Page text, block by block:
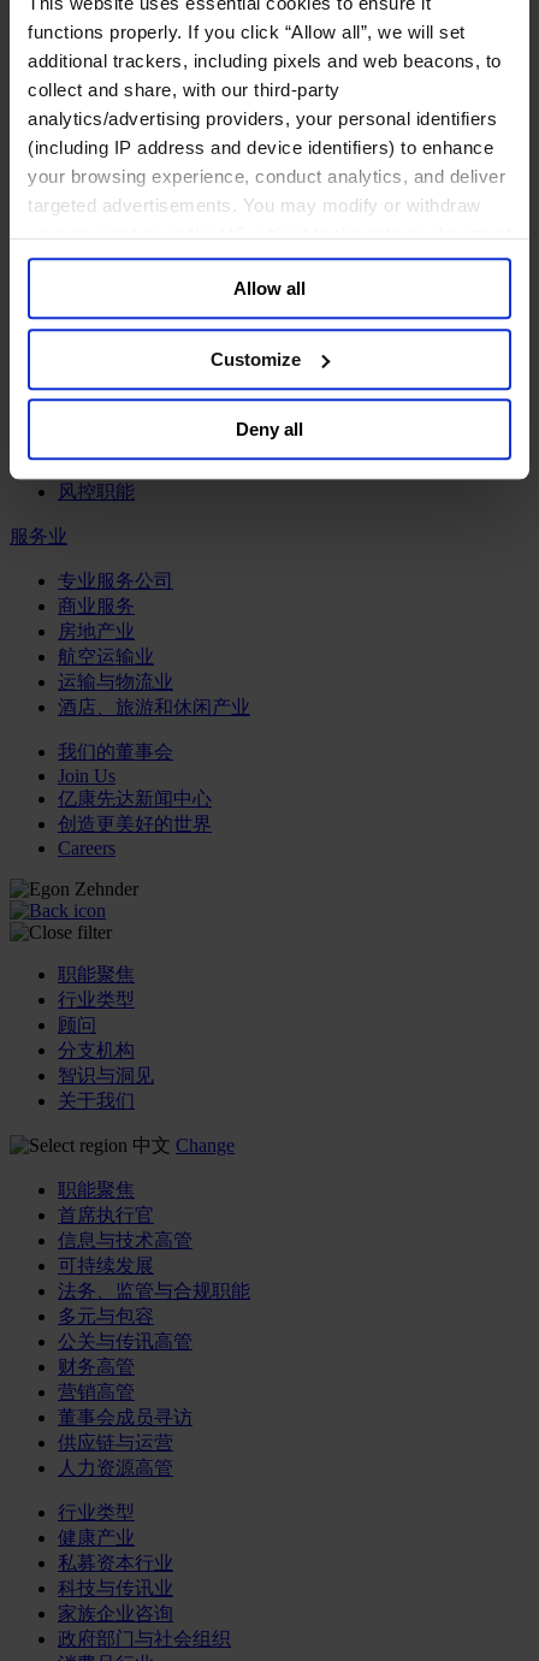
functions properly. If you click “Allow all”, we will set
additional trackers, including pixels and web beacons, to
collect and share, with our third-party
analytics/advertising providers, your personal identifiers
(including IP address and device identifiers) to enhance
your browsing experience, conduct analytics, and deliver
targeted advertisements. You may modify or withdraw
your consent or, in the US, object to the sale or sharing of
your data for targeted advertising, by clicking “Do Not
Sell or Share My Personal Information” in the footer of
the website. You must opt-out of each device and each
browser. For additional information and retention terms
general collection and use of personal information see
Allow all
Customize
Deny all
工业
化工与过程工业咨询团队
机械与工业技术
汽车与交通设备
能源业
金属与矿业
金融服务业
主权财富基金
保险业
投资银行、企业银行与金融市场
私募股权投资行业
财富管理
零售金融服务
风控职能
服务业
专业服务公司
商业服务
房地产业
航空运输业
运输与物流业
酒店、旅游和休闲产业
我们的董事会
Join Us
亿康先达新闻中心
创造更美好的世界
Careers
职能聚焦
行业类型
顾问
分支机构
智识与洞见
关于我们
中文 Change
职能聚焦
首席执行官
信息与技术高管
可持续发展
法务、监管与合规职能
多元与包容
公关与传讯高管
财务高管
营销高管
董事会成员寻访
供应链与运营
人力资源高管
行业类型
健康产业
私募资本行业
科技与传讯业
家族企业咨询
政府部门与社会组织